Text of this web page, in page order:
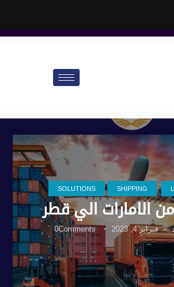
SHIPPING
SOLUTIONS
الامارات الي قطر
فبراير 4, 2023 0Comments